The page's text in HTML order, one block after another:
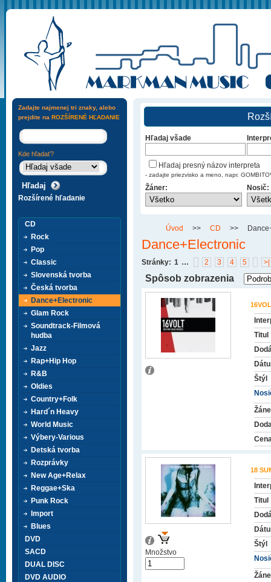
Hľadaj všade
Hľadaj presný názov interpreta
- zadajte priezvisko a meno, napr.
Žáner: Nosič:
Úvod >> CD >>
Dance+Electronic
Stránky: 1 2 3 4 5
… >|
Spôsob zobrazenia
Titul
Štýl
18
Titul
Štýl
Množstvo
Zadajte najmenej tri znaky, alebo
prejdite na ROZŠÍRENÉ HĽADANIE
Kde hľadať?
Rozšírené hľadanie
CD
Rock
Pop
Classic
Slovenská tvorba
Česká tvorba
Dance+Electronic
Glam Rock
Soundtrack-Filmová
hudba
Jazz
Rap+Hip Hop
R&B
Oldies
Country+Folk
Hard´n Heavy
World Music
Výbery-Various
Detská tvorba
Rozprávky
New Age+Relax
Reggae+Ska
Punk Rock
Import
Blues
DVD
SACD
DUAL DISC
DVD AUDIO